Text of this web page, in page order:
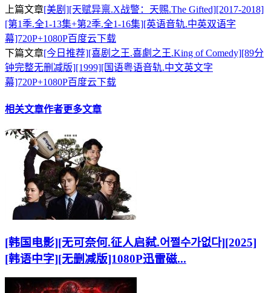
上篇文章[美剧][天赋异禀.X战警：天赐.The Gifted][2017-2018]
[第1季.全1-13集+第2季.全1-16集][英语音轨.中英双语字
幕]720P+1080P百度云下载
下篇文章[今日推荐][喜剧之王.喜劇之王.King of Comedy][89分
钟完整无删减版][1999][国语粤语音轨.中文英文字
幕]720P+1080P百度云下载
相关文章作者更多文章
[韩国电影][无可奈何.征人启弑.어쩔수가없다][2025]
[韩语中字][无删减版]1080P迅雷磁...